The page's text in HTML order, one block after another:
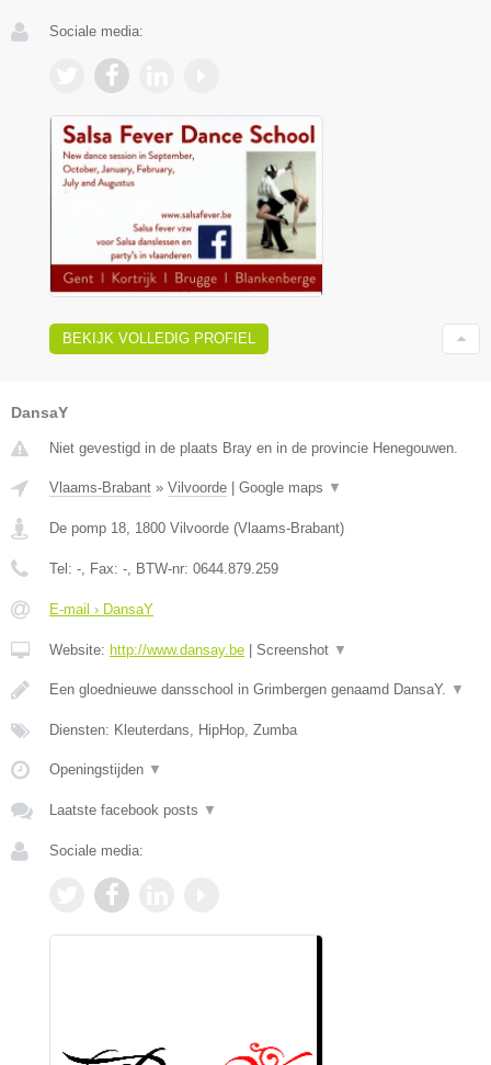
Sociale media:
BEKIJK VOLLEDIG PROFIEL
DansaY
Niet gevestigd in de plaats Bray en in de provincie Henegouwen.
Vlaams-Brabant » Vilvoorde | Google maps ▼
De pomp 18 1800 Vilvoorde (Vlaams-Brabant)
Tel: - , Fax: - , BTW-nr: 0644.879.259
E-mail › DansaY
Website: http://www.dansay.be | Screenshot ▼
Een gloednieuwe dansschool in Grimbergen genaamd DansaY. ▼
Diensten: Kleuterdans, HipHop, Zumba
Openingstijden ▼
Laatste facebook posts ▼
Sociale media: